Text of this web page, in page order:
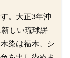
。大正3年沖
しい琉球絣
染は福木、シ